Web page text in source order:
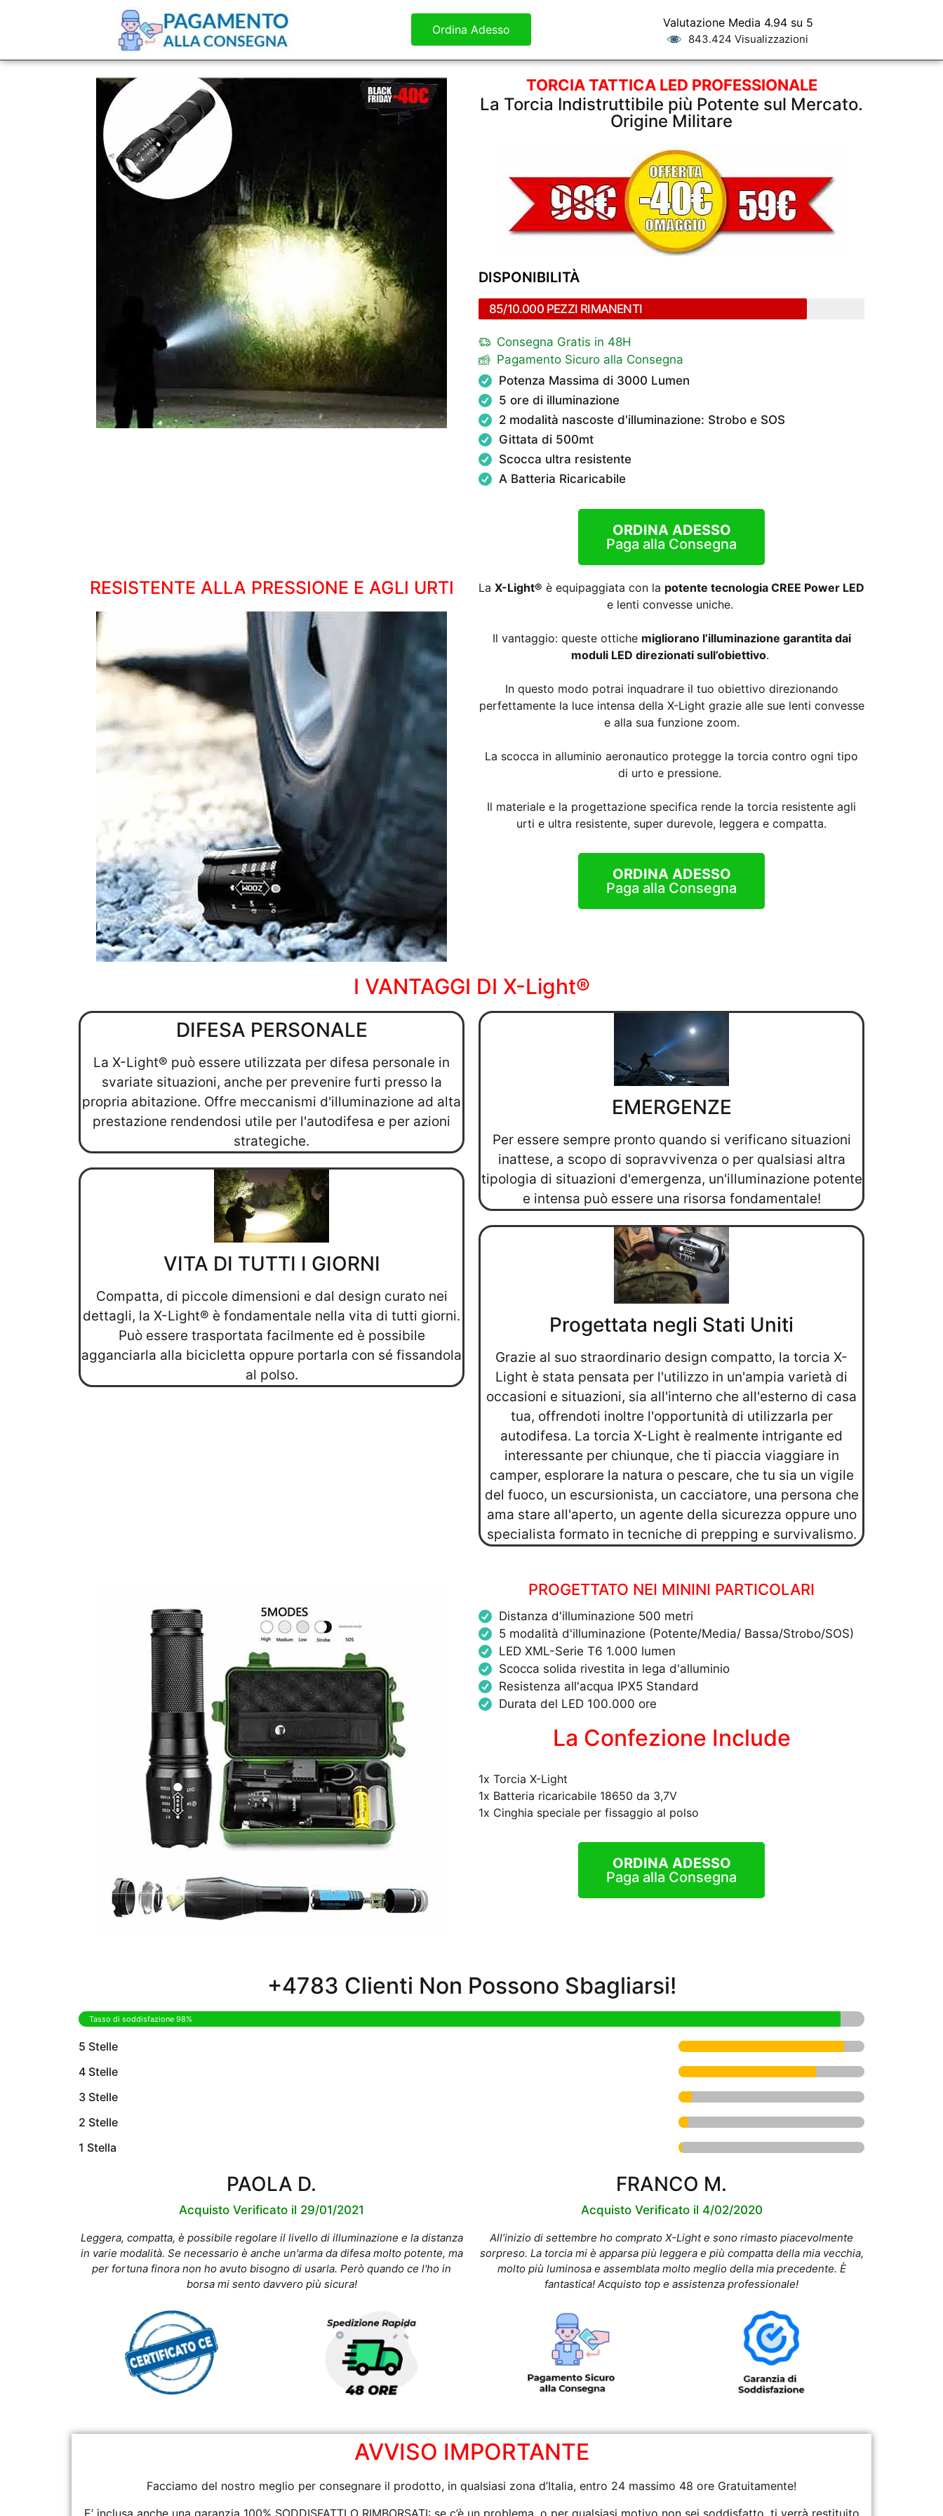
Ordina Adesso Valutazione Media 4.94 su 5
843.424 Visualizzazioni
TORCIA TATTICA LED PROFESSIONALE
La Torcia Indistruttibile più Potente sul Mercato.
Origine Militare
DISPONIBILITÀ
85/10.000 PEZZI RIMANENTI
Consegna Gratis in 48H
Pagamento Sicuro alla Consegna
Potenza Massima di 3000 Lumen
5 ore di illuminazione
2 modalità nascoste d'illuminazione: Strobo e SOS
Gittata di 500mt
Scocca ultra resistente
A Batteria Ricaricabile
ORDINA ADESSO
Paga alla Consegna
RESISTENTE ALLA PRESSIONE E AGLI URTI La X-Light® è equipaggiata con la potente tecnologia CREE Power LED
e lenti convesse uniche.
Il vantaggio: queste ottiche migliorano l’illuminazione garantita dai
moduli LED direzionati sull’obiettivo.
In questo modo potrai inquadrare il tuo obiettivo direzionando
perfettamente la luce intensa della X-Light grazie alle sue lenti convesse
e alla sua funzione zoom.
La scocca in alluminio aeronautico protegge la torcia contro ogni tipo
di urto e pressione.
Il materiale e la progettazione specifica rende la torcia resistente agli
urti e ultra resistente, super durevole, leggera e compatta.
ORDINA ADESSO
Paga alla Consegna
I VANTAGGI DI X-Light®
DIFESA PERSONALE
La X-Light® può essere utilizzata per difesa personale in
svariate situazioni, anche per prevenire furti presso la
propria abitazione. Offre meccanismi d'illuminazione ad alta
prestazione rendendosi utile per l'autodifesa e per azioni
strategiche.
VITA DI TUTTI I GIORNI
Compatta, di piccole dimensioni e dal design curato nei
dettagli, la X-Light® è fondamentale nella vita di tutti giorni.
Può essere trasportata facilmente ed è possibile
agganciarla alla bicicletta oppure portarla con sé fissandola
al polso.
EMERGENZE
Per essere sempre pronto quando si verificano situazioni
inattese, a scopo di sopravvivenza o per qualsiasi altra
tipologia di situazioni d'emergenza, un'illuminazione potente
e intensa può essere una risorsa fondamentale!
Progettata negli Stati Uniti
Grazie al suo straordinario design compatto, la torcia X-
Light è stata pensata per l'utilizzo in un'ampia varietà di
occasioni e situazioni, sia all'interno che all'esterno di casa
tua, offrendoti inoltre l'opportunità di utilizzarla per
autodifesa. La torcia X-Light è realmente intrigante ed
interessante per chiunque, che ti piaccia viaggiare in
camper, esplorare la natura o pescare, che tu sia un vigile
del fuoco, un escursionista, un cacciatore, una persona che
ama stare all'aperto, un agente della sicurezza oppure uno
specialista formato in tecniche di prepping e survivalismo.
PROGETTATO NEI MININI PARTICOLARI
Distanza d'illuminazione 500 metri
5 modalità d'illuminazione (Potente/Media/ Bassa/Strobo/SOS)
LED XML-Serie T6 1.000 lumen
Scocca solida rivestita in lega d'alluminio
Resistenza all'acqua IPX5 Standard
Durata del LED 100.000 ore
La Confezione Include
1x Torcia X-Light
1x Batteria ricaricabile 18650 da 3,7V
1x Cinghia speciale per fissaggio al polso
ORDINA ADESSO
Paga alla Consegna
+4783 Clienti Non Possono Sbagliarsi!
Tasso di soddisfazione 98%
5 Stelle
4 Stelle
3 Stelle
2 Stelle
1 Stella
PAOLA D.
Acquisto Verificato il 29/01/2021
Leggera, compatta, è possibile regolare il livello di illuminazione e la distanza
in varie modalità. Se necessario è anche un'arma da difesa molto potente, ma
per fortuna finora non ho avuto bisogno di usarla. Però quando ce l'ho in
borsa mi sento davvero più sicura!
FRANCO M.
Acquisto Verificato il 4/02/2020
All’inizio di settembre ho comprato X-Light e sono rimasto piacevolmente
sorpreso. La torcia mi è apparsa più leggera e più compatta della mia vecchia,
molto più luminosa e assemblata molto meglio della mia precedente. È
fantastica! Acquisto top e assistenza professionale!
AVVISO IMPORTANTE
Facciamo del nostro meglio per consegnare il prodotto, in qualsiasi zona d’Italia, entro 24 massimo 48 ore Gratuitamente!
E’ inclusa anche una garanzia 100% SODDISFATTI O RIMBORSATI: se c’è un problema, o per qualsiasi motivo non sei soddisfatto, ti verrà restituito